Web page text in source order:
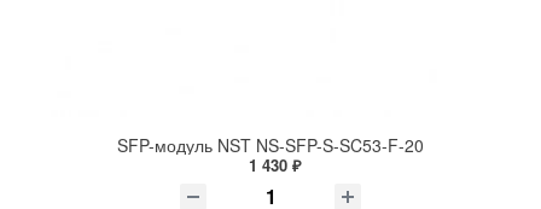
SFP-модуль NST NS-SFP-S-SC53-F-20
1 430 ₽